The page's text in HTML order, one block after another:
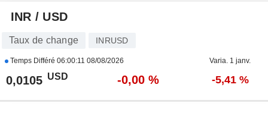
INR / USD
Taux de change INRUSD
Temps Différé 06:00:11 08/08/2026 Varia. 1 janv.
0,0105 USD -0,00 % -5,41 %